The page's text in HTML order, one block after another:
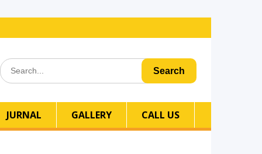
Search
for:
JURNAL GALLERY CALL US